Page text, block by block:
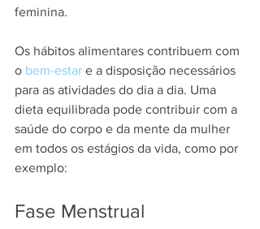
feminina.
Os hábitos alimentares contribuem com
o bem-estar e a disposição necessários
para as atividades do dia a dia. Uma
dieta equilibrada pode contribuir com a
saúde do corpo e da mente da mulher
em todos os estágios da vida, como por
exemplo:
Fase Menstrual